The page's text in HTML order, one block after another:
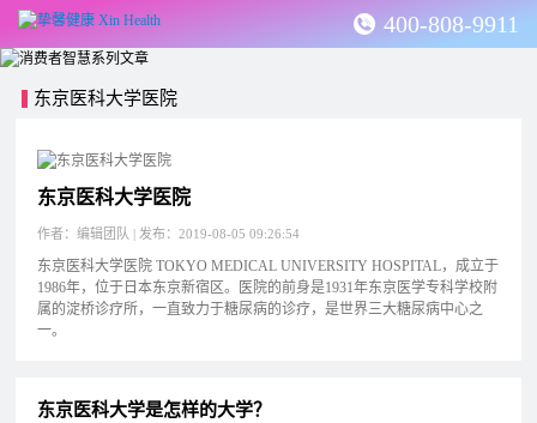
400-808-9911
东京医科大学医院
东京医科大学医院
作者：编辑团队 | 发布：2019-08-05 09:26:54
东京医科大学医院 TOKYO MEDICAL UNIVERSITY HOSPITAL，成立于
1986年，位于日本东京新宿区。医院的前身是1931年东京医学专科学校附
属的淀桥诊疗所，一直致力于糖尿病的诊疗，是世界三大糖尿病中心之
一。
东京医科大学是怎样的大学？